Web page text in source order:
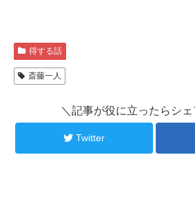
得する話
斎藤一人
＼記事が役に立ったらシ
Twitter